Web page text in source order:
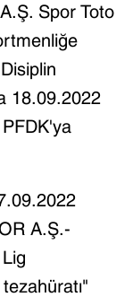
Spor Toto
18.09.2022
A.Ş.-